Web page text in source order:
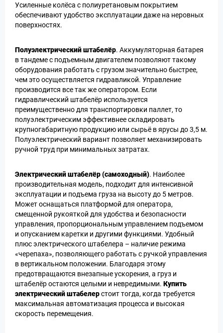
Усиленные колёса с полиуретановым покрытием
обеспечивают удобство эксплуатации даже на неровных
поверхностях.
Полуэлектрический штабелёр. Аккумуляторная батарея
в тандеме с подъемным двигателем позволяют такому
оборудования работать с грузом значительно быстрее,
чем это осуществляется гидравликой. Управление
производится все так же оператором. Если
гидравлический штабелёр используется
преимущественно для транспортировки паллет, то
полуэлектрическим эффективнее складировать
крупногабаритную продукцию или сырьё в ярусы до 3,5 м.
Полуэлектрический вариант позволяет механизировать
ручной труд при минимальных затратах.
Электрический штабелёр (самоходный). Наиболее
производительная модель, подходит для интенсивной
эксплуатации и подъема груза на высоту до 5 метров.
Может оснащаться платформой для оператора,
смещенной рукояткой для удобства и безопасности
управления, пропорциональным управлением подъемом
и опусканием каретки и другими функциями. Удобный
плюс электрического штабелера – наличие режима
«черепаха», позволяющего работать с ручкой управления
в вертикальном положении. Благодаря этому
предотвращаются внезапные ускорения, а груз и
штабелёр остаются целыми и невредимыми. Купить
электрический штабелерстоит тогда, когда требуется
максимальная автоматизация процесса и высокая
скорость перемещения.